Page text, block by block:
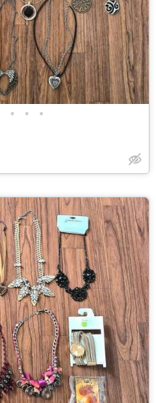
• • •